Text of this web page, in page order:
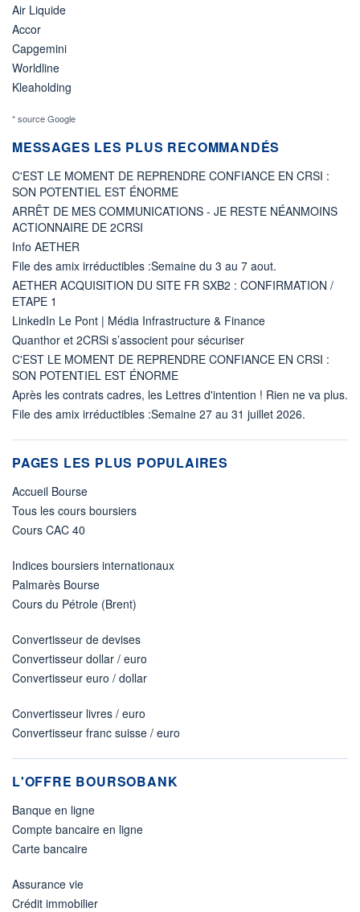
Air Liquide
Accor
Capgemini
Worldline
Kleaholding
* source Google
MESSAGES LES PLUS RECOMMANDÉS
C'EST LE MOMENT DE REPRENDRE CONFIANCE EN CRSI :
SON POTENTIEL EST ÉNORME
ARRÊT DE MES COMMUNICATIONS - JE RESTE NÉANMOINS
ACTIONNAIRE DE 2CRSI
Info AETHER
File des amix irréductibles :Semaine du 3 au 7 aout.
AETHER ACQUISITION DU SITE FR SXB2 : CONFIRMATION /
ETAPE 1
LinkedIn Le Pont | Média Infrastructure & Finance
Quanthor et 2CRSi s’associent pour sécuriser
C'EST LE MOMENT DE REPRENDRE CONFIANCE EN CRSI :
SON POTENTIEL EST ÉNORME
Après les contrats cadres, les Lettres d'intention ! Rien ne va plus.
File des amix irréductibles :Semaine 27 au 31 juillet 2026.
PAGES LES PLUS POPULAIRES
Accueil Bourse
Tous les cours boursiers
Cours CAC 40
Indices boursiers internationaux
Palmarès Bourse
Cours du Pétrole (Brent)
Convertisseur de devises
Convertisseur dollar / euro
Convertisseur euro / dollar
Convertisseur livres / euro
Convertisseur franc suisse / euro
L'OFFRE BOURSOBANK
Banque en ligne
Compte bancaire en ligne
Carte bancaire
Assurance vie
Crédit immobilier